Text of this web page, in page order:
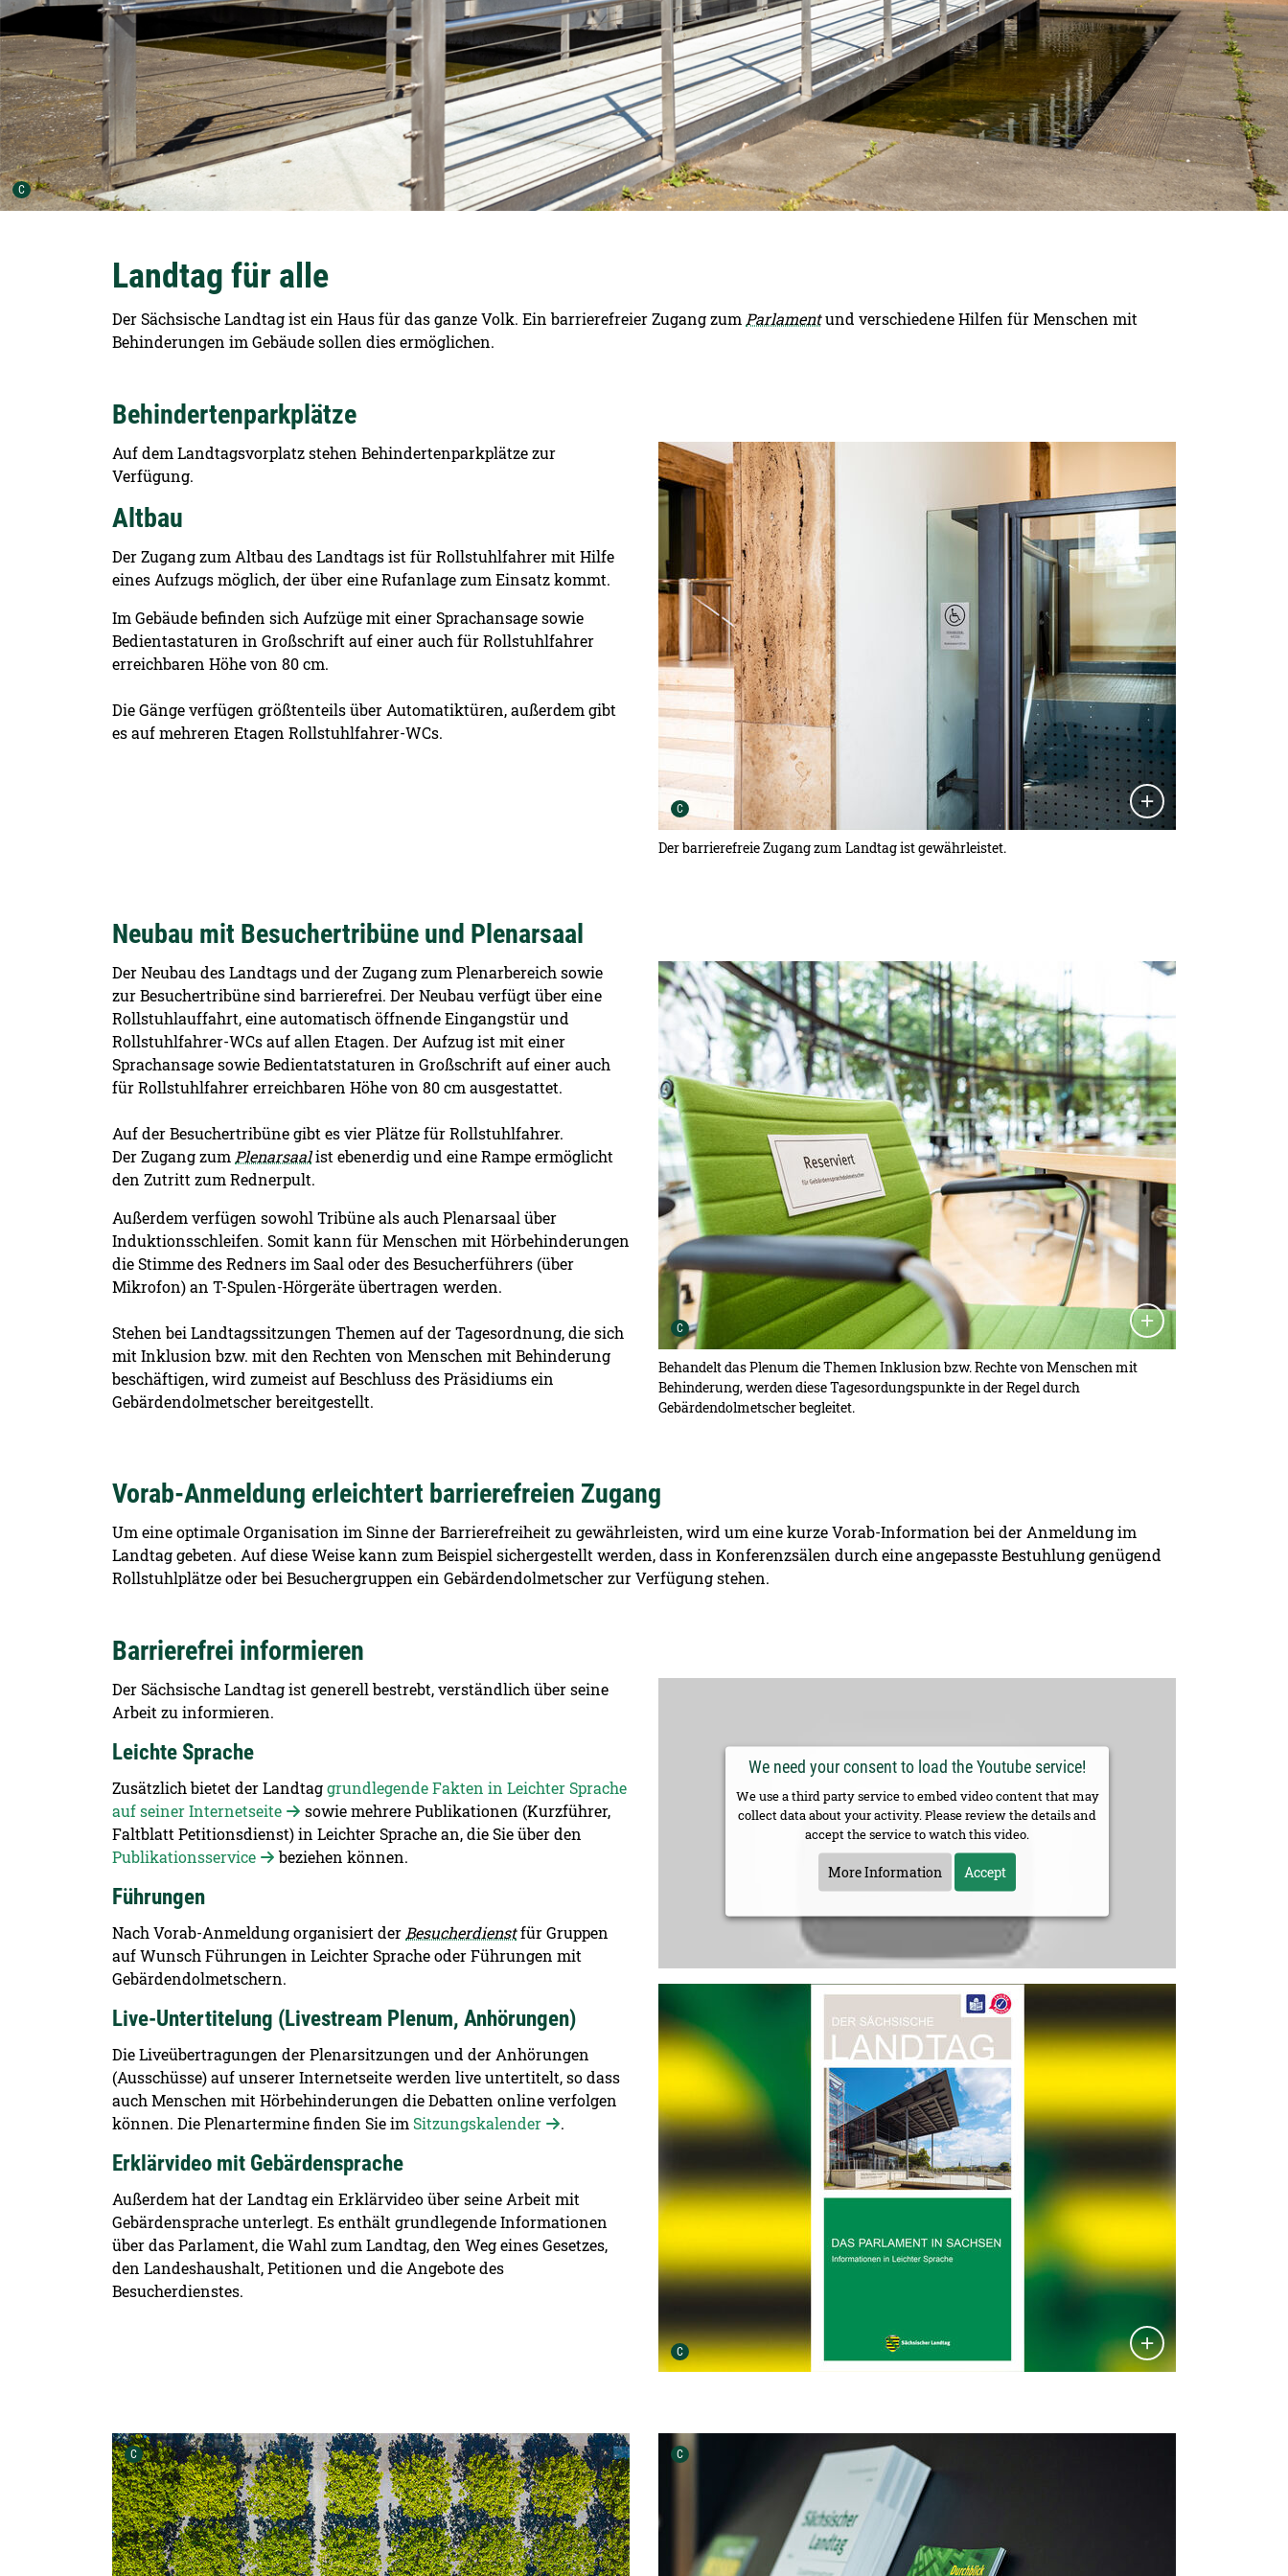
C Urheber der Grafik:
Landtag für alle
Der Sächsische Landtag ist ein Haus für das ganze Volk. Ein barrierefreier Zugang zum Parlamentund verschiedene Hilfen für Menschen mit
Behinderungen im Gebäude sollen dies ermöglichen.
Behindertenparkplätze
Detailansicht öffnen:
C Urheber der Grafik:
Der barrierefreie Zugang zum Landtag ist gewährleistet.
Auf dem Landtagsvorplatz stehen Behindertenparkplätze zur
Verfügung.
Altbau
Der Zugang zum Altbau des Landtags ist für Rollstuhlfahrer mit Hilfe
eines Aufzugs möglich, der über eine Rufanlage zum Einsatz kommt.
Im Gebäude befinden sich Aufzüge mit einer Sprachansage sowie
Bedientastaturen in Großschrift auf einer auch für Rollstuhlfahrer
erreichbaren Höhe von 80 cm.
Die Gänge verfügen größtenteils über Automatiktüren, außerdem gibt
es auf mehreren Etagen Rollstuhlfahrer-WCs.
Neubau mit Besuchertribüne und Plenarsaal
Detailansicht öffnen:
C Urheber der Grafik:
Behandelt das Plenum die Themen Inklusion bzw. Rechte von Menschen mit
Behinderung, werden diese Tagesordungspunkte in der Regel durch
Gebärdendolmetscher begleitet.
Der Neubau des Landtags und der Zugang zum Plenarbereich sowie
zur Besuchertribüne sind barrierefrei. Der Neubau verfügt über eine
Rollstuhlauffahrt, eine automatisch öffnende Eingangstür und
Rollstuhlfahrer-WCs auf allen Etagen. Der Aufzug ist mit einer
Sprachansage sowie Bedientatstaturen in Großschrift auf einer auch
für Rollstuhlfahrer erreichbaren Höhe von 80 cm ausgestattet.
Auf der Besuchertribüne gibt es vier Plätze für Rollstuhlfahrer.
Der Zugang zum Plenarsaalist ebenerdig und eine Rampe ermöglicht
den Zutritt zum Rednerpult.
Außerdem verfügen sowohl Tribüne als auch Plenarsaal über
Induktionsschleifen. Somit kann für Menschen mit Hörbehinderungen
die Stimme des Redners im Saal oder des Besucherführers (über
Mikrofon) an T-Spulen-Hörgeräte übertragen werden.
Stehen bei Landtagssitzungen Themen auf der Tagesordnung, die sich
mit Inklusion bzw. mit den Rechten von Menschen mit Behinderung
beschäftigen, wird zumeist auf Beschluss des Präsidiums ein
Gebärdendolmetscher bereitgestellt.
Vorab-Anmeldung erleichtert barrierefreien Zugang
Um eine optimale Organisation im Sinne der Barrierefreiheit zu gewährleisten, wird um eine kurze Vorab-Information bei der Anmeldung im
Landtag gebeten. Auf diese Weise kann zum Beispiel sichergestellt werden, dass in Konferenzsälen durch eine angepasste Bestuhlung genügend
Rollstuhlplätze oder bei Besuchergruppen ein Gebärdendolmetscher zur Verfügung stehen.
Barrierefrei informieren
We need your consent to load the Youtube service!
We use a third party service to embed video content that may
collect data about your activity. Please review the details and
accept the service to watch this video.
More Information Accept
C Urheber der Grafik:
Der Sächsische Landtag ist generell bestrebt, verständlich über seine
Arbeit zu informieren.
Leichte Sprache
Zusätzlich bietet der Landtaggrundlegende Fakten in Leichter Sprache
auf seiner Internetseite
sowie mehrere Publikationen (Kurzführer,
Faltblatt Petitionsdienst) in Leichter Sprache an, die Sie über den
Publikationsservice
beziehen können.
Führungen
Nach Vorab-Anmeldung organisiert der Besucherdienstfür Gruppen
auf Wunsch Führungen in Leichter Sprache oder Führungen mit
Gebärdendolmetschern.
Live-Untertitelung (Livestream Plenum, Anhörungen)
Die Liveübertragungen der Plenarsitzungen und der Anhörungen
(Ausschüsse) auf unserer Internetseite werden live untertitelt, so dass
auch Menschen mit Hörbehinderungen die Debatten online verfolgen
können. Die Plenartermine finden Sie im Sitzungskalender .
Erklärvideo mit Gebärdensprache
Außerdem hat der Landtag ein Erklärvideo über seine Arbeit mit
Gebärdensprache unterlegt. Es enthält grundlegende Informationen
über das Parlament, die Wahl zum Landtag, den Weg eines Gesetzes,
den Landeshaushalt, Petitionen und die Angebote des
Besucherdienstes.
C Urheber der Grafik: C